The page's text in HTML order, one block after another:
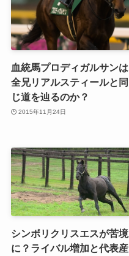
血統馬プロディガルサンは
全兄リアルスティールと同
じ道を辿るのか？
2015年11月24日
シンボリクリスエスが苦境
に？ライバル増加と代表産